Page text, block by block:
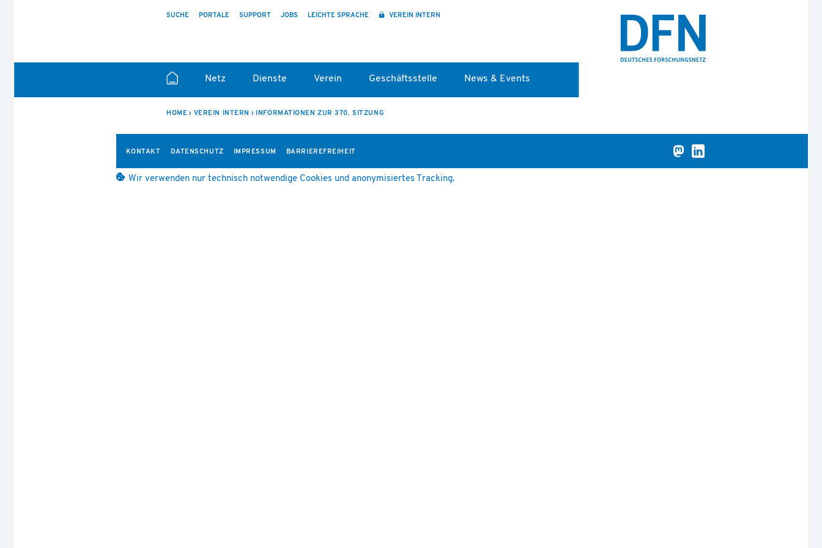
SUCHE PORTALE SUPPORT JOBS LEICHTE SPRACHE VEREIN INTERN
Netz Dienste Verein Geschäftsstelle News & Events
HOME VEREIN INTERN INFORMATIONEN ZUR 370. SITZUNG
KONTAKT DATENSCHUTZ IMPRESSUM BARRIEREFREIHEIT
Wir verwenden nur technisch notwendige Cookies und anonymisiertes Tracking.